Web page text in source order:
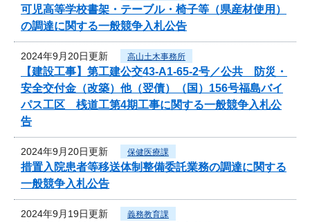
可児高等学校書架・テーブル・椅子等（県産材使用）
の調達に関する一般競争入札公告
2024年9月20日更新 高山土木事務所
【建設工事】第工建公交43-A1-65-2号／公共 防災・
安全交付金（改築）他（翌債）（国）156号福島バイ
パス工区 桟道工第4期工事に関する一般競争入札公
告
2024年9月20日更新 保健医療課
措置入院患者等移送体制整備委託業務の調達に関する
一般競争入札公告
2024年9月19日更新 義務教育課